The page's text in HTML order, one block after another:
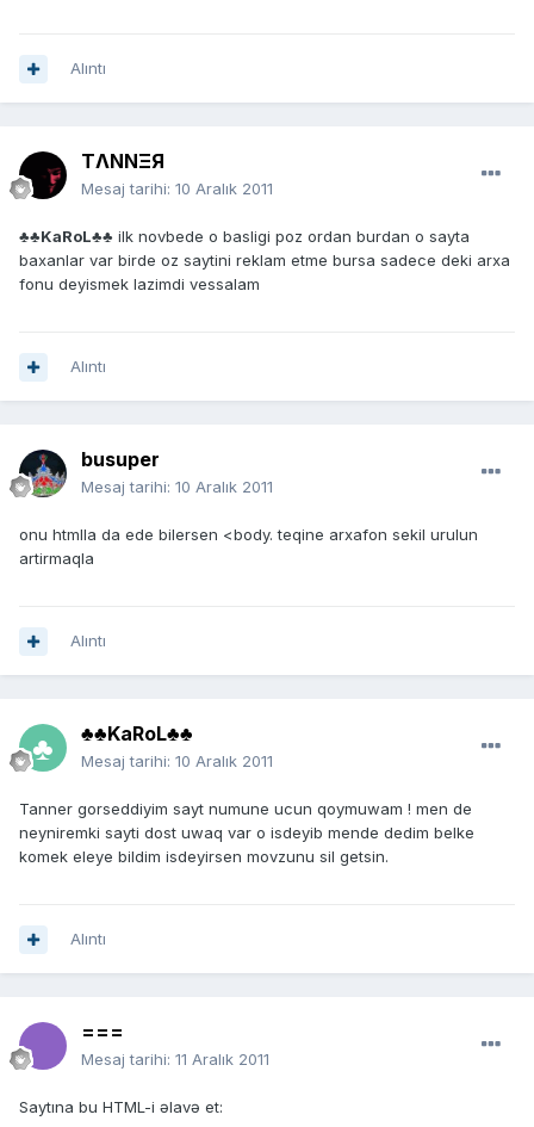
Alıntı
TΛNNΞЯ
Mesaj tarihi: 10 Aralık 2011
♣♣KaRoL♣♣ ilk novbede o basligi poz ordan burdan o sayta
baxanlar var birde oz saytini reklam etme bursa sadece deki arxa
fonu deyismek lazimdi vessalam
Alıntı
busuper
Mesaj tarihi: 10 Aralık 2011
onu htmlla da ede bilersen <body. teqine arxafon sekil urulun
artirmaqla
Alıntı
♣♣KaRoL♣♣
Mesaj tarihi: 10 Aralık 2011
Tanner gorseddiyim sayt numune ucun qoymuwam ! men de
neyniremki sayti dost uwaq var o isdeyib mende dedim belke
komek eleye bildim isdeyirsen movzunu sil getsin.
Alıntı
===
Mesaj tarihi: 11 Aralık 2011
Saytına bu HTML-i əlavə et: